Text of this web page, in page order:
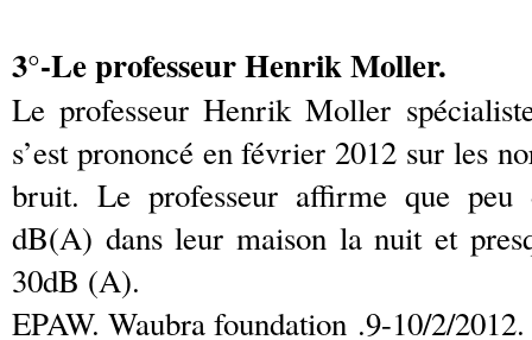
3°-Le professeur Henrik Moller.
Le professeur Henrik Moller
s’est prononcé en février 2012 sur les
bruit. Le professeur affirme que peu
dB(A) dans leur maison la nuit et
30dB (A).
EPAW. Waubra foundation .9-10/2/2012.